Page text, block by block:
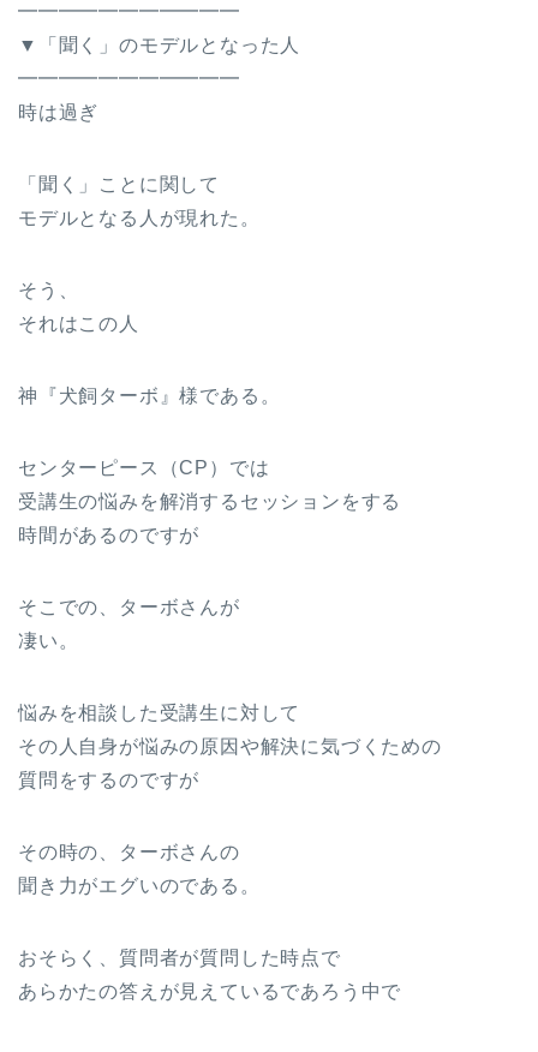
━━━━━━━━━━━
▼「聞く」のモデルとなった人
━━━━━━━━━━━
時は過ぎ
「聞く」ことに関して
モデルとなる人が現れた。
そう、
それはこの人
神『犬飼ターボ』様である。
センターピース（CP）では
受講生の悩みを解消するセッションをする
時間があるのですが
そこでの、ターボさんが
凄い。
悩みを相談した受講生に対して
その人自身が悩みの原因や解決に気づくための
質問をするのですが
その時の、ターボさんの
聞き力がエグいのである。
おそらく、質問者が質問した時点で
あらかたの答えが見えているであろう中で